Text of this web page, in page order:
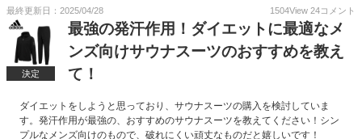
最終更新日：2025/04/28 1504View 24コメント
決定
最強の発汗作用！ダイエットに最適なメ
ンズ向けサウナスーツのおすすめを教え
て！
ダイエットをしようと思っており、サウナスーツの購入を検討していま
す。発汗作用が最強の、おすすめのサウナスーツを教えてください！シン
プルなメンズ向けのもので、破れにくい頑丈なものだと嬉しいです！